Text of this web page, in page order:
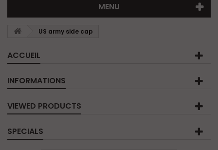
MENU
US army side cap
ACCUEIL
INFORMATIONS
VIEWED PRODUCTS
SPECIALS